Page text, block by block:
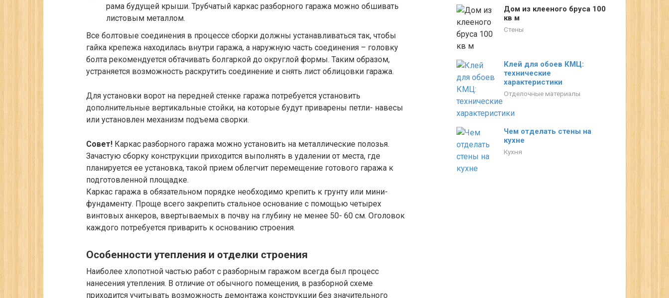
рама будущей крыши. Трубчатый каркас разборного гаража можно обшивать
листовым металлом.
Все болтовые соединения в процессе сборки должны устанавливаться так, чтобы
гайка крепежа находилась внутри гаража, а наружную часть соединения – головку
болта рекомендуется обтачивать болгаркой до округлой формы. Таким образом,
устраняется возможность раскрутить соединение и снять лист облицовки гаража.
Для установки ворот на передней стенке гаража потребуется установить
дополнительные вертикальные стойки, на которые будут приварены петли- навесы
или установлен механизм подъема сворки.
Совет! Каркас разборного гаража можно установить на металлические полозья.
Зачастую сборку конструкции приходится выполнять в удалении от места, где
планируется ее установка, такой прием облегчит перемещение готового гаража к
подготовленной площадке.
Каркас гаража в обязательном порядке необходимо крепить к грунту или мини-
фундаменту. Проще всего закрепить стальное основание с помощью четырех
винтовых анкеров, ввертываемых в почву на глубину не менее 50- 60 см. Оголовок
каждого потребуется приварить к основанию строения.
Особенности утепления и отделки строения
Наиболее хлопотной частью работ с разборным гаражом всегда был процесс
нанесения утепления. В отличие от обычного помещения, в разборной схеме
приходится учитывать возможность демонтажа конструкции без значительного
Дом из клееного бруса 100
кв м
Стены
Клей для обоев КМЦ:
технические
характеристики
Отделочные материалы
Чем отделать стены на
кухне
Кухня